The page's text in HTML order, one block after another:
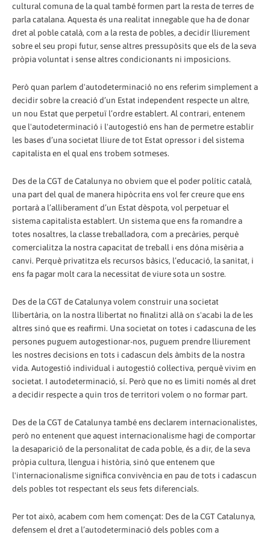
cultural comuna de la qual també formen part la resta de terres de
parla catalana. Aquesta és una realitat innegable que ha de donar
dret al poble català, com a la resta de pobles, a decidir lliurement
sobre el seu propi futur, sense altres pressupòsits que els de la seva
pròpia voluntat i sense altres condicionants ni imposicions.
Però quan parlem d'autodeterminació no ens referim simplement a
decidir sobre la creació d’un Estat independent respecte un altre,
un nou Estat que perpetuï l’ordre establert. Al contrari, entenem
que l'autodeterminació i l'autogestió ens han de permetre establir
les bases d’una societat lliure de tot Estat opressor i del sistema
capitalista en el qual ens trobem sotmeses.
Des de la CGT de Catalunya no obviem que el poder polític català,
una part del qual de manera hipòcrita ens vol fer creure que ens
portarà a l’alliberament d’un Estat dèspota, vol perpetuar el
sistema capitalista establert. Un sistema que ens fa romandre a
totes nosaltres, la classe treballadora, com a precàries, perquè
comercialitza la nostra capacitat de treball i ens dóna misèria a
canvi. Perquè privatitza els recursos bàsics, l’educació, la sanitat, i
ens fa pagar molt cara la necessitat de viure sota un sostre.
Des de la CGT de Catalunya volem construir una societat
llibertària, on la nostra llibertat no finalitzi allà on s'acabi la de les
altres sinó que es reafirmi. Una societat on totes i cadascuna de les
persones puguem autogestionar-nos, puguem prendre lliurement
les nostres decisions en tots i cadascun dels àmbits de la nostra
vida. Autogestió individual i autogestió col·lectiva, perquè vivim en
societat. I autodeterminació, sí. Però que no es limiti només al dret
a decidir respecte a quin tros de territori volem o no formar part.
Des de la CGT de Catalunya també ens declarem internacionalistes,
però no entenent que aquest internacionalisme hagi de comportar
la desaparició de la personalitat de cada poble, és a dir, de la seva
pròpia cultura, llengua i història, sinó que entenem que
l'internacionalisme significa convivència en pau de tots i cadascun
dels pobles tot respectant els seus fets diferencials.
Per tot això, acabem com hem començat: Des de la CGT Catalunya,
defensem el dret a l’autodeterminació dels pobles com a